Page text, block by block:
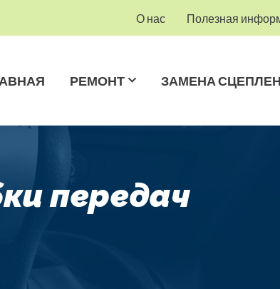
РЕМОНТ ЗАМЕНА
О нас Полезная
передач